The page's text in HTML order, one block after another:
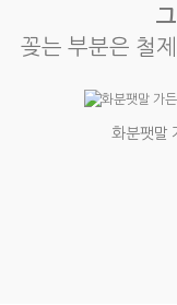
꽂는 부분은 철
화분팻말